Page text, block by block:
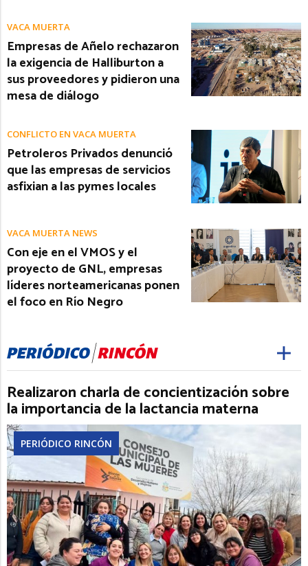
VACA MUERTA
Empresas de Añelo rechazaron
la exigencia de Halliburton a
sus proveedores y pidieron una
mesa de diálogo
CONFLICTO EN VACA MUERTA
Petroleros Privados denunció
que las empresas de servicios
asfixian a las pymes locales
VACA MUERTA NEWS
Con eje en el VMOS y el
proyecto de GNL, empresas
líderes norteamericanas ponen
el foco en Río Negro
Realizaron charla de concientización sobre
la importancia de la lactancia materna
PERIÓDICO RINCÓN